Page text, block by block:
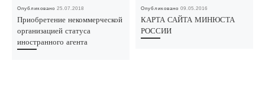
Опубликовано25.07.2018
Приобретение некоммерческой
организацией статуса
иностранного агента
Опубликовано09.05.2016
КАРТА САЙТА МИНЮСТА
РОССИИ